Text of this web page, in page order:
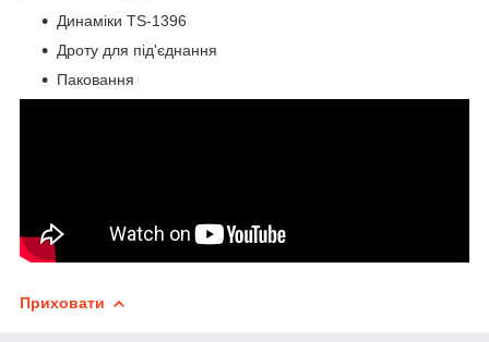
Динаміки TS-1396
Дроту для під'єднання
Паковання
Приховати